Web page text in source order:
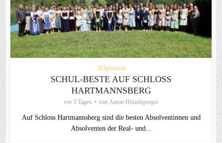
Allgemein
SCHUL-BESTE AUF SCHLOSS
HARTMANNSBERG
vor 3 Tagen von Anton Hötzelsperger
Auf Schloss Hartmannsberg sind die besten Absolventinnen und
Absolventen der Real- und...